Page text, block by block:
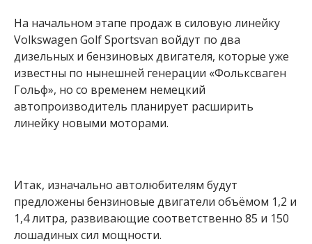
На начальном этапе продаж в силовую линейку
Volkswagen Golf Sportsvan войдут по два
дизельных и бензиновых двигателя, которые уже
известны по нынешней генерации «Фольксваген
Гольф», но со временем немецкий
автопроизводитель планирует расширить
линейку новыми моторами.
Итак, изначально автолюбителям будут
предложены бензиновые двигатели объёмом 1,2 и
1,4 литра, развивающие соответственно 85 и 150
лошадиных сил мощности.